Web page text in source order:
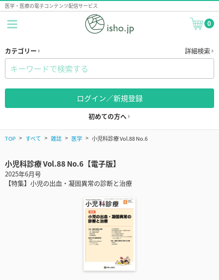
医学・医療の電子コンテンツ配信サービス
0
カテゴリー 詳細検索
ログイン／新規登録
初めての方へ
TOP すべて 雑誌 医学 小児科診療 Vol.88 No.6
小児科診療 Vol.88 No.6【電子版】
2025年6月号
【特集】小児の出血・凝固異常の診断と治療